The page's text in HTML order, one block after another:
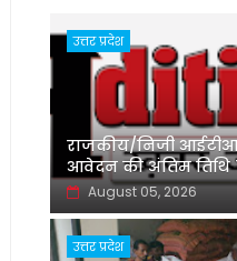
उत्तर प्रदेश
राजकीय/निजी
आवेदन की अंतिम तिथि
August 05, 2026
उत्तर प्रदेश